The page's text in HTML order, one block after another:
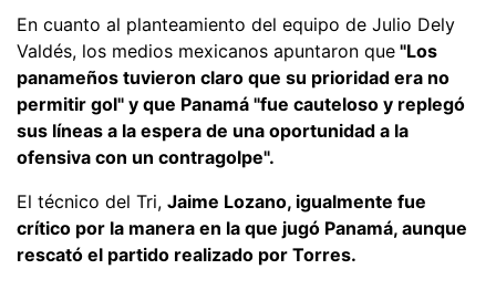
En cuanto al planteamiento del equipo de Julio Dely
Valdés, los medios mexicanos apuntaron que "Los
panameños tuvieron claro que su prioridad era no
permitir gol" y que Panamá "fue cauteloso y replegó
sus líneas a la espera de una oportunidad a la
ofensiva con un contragolpe".
El técnico del Tri, Jaime Lozano, igualmente fue
crítico por la manera en la que jugó Panamá, aunque
rescató el partido realizado por Torres.